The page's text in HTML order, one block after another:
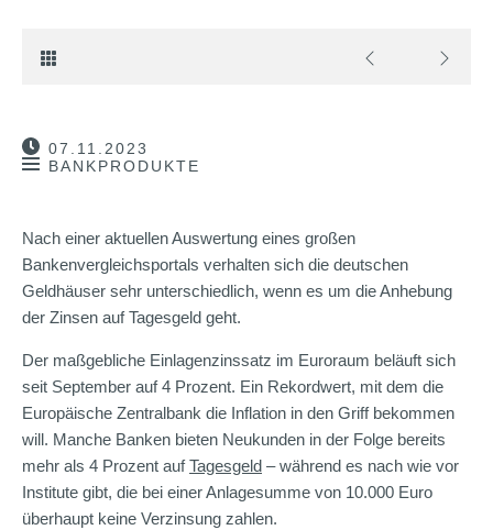
07.11.2023
BANKPRODUKTE
Nach einer aktuellen Auswertung eines großen
Bankenvergleichsportals verhalten sich die deutschen
Geldhäuser sehr unterschiedlich, wenn es um die Anhebung
der Zinsen auf Tagesgeld geht.
Der maßgebliche Einlagenzinssatz im Euroraum beläuft sich
seit September auf 4 Prozent. Ein Rekordwert, mit dem die
Europäische Zentralbank die Inflation in den Griff bekommen
will. Manche Banken bieten Neukunden in der Folge bereits
mehr als 4 Prozent aufTagesgeld – während es nach wie vor
Institute gibt, die bei einer Anlagesumme von 10.000 Euro
überhaupt keine Verzinsung zahlen.